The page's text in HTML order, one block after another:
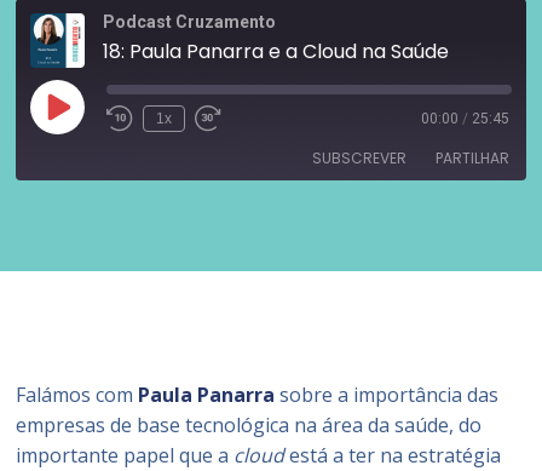
Podcast Cruzamento
18: Paula Panarra e a Cloud na Saúde
1x 00:00 / 25:45
SUBSCREVER PARTILHAR
FEED RSS
Falámos com Paula Panarra sobre a importância das
empresas de base tecnológica na área da saúde, do
importante papel que a cloudestá a ter na estratégia